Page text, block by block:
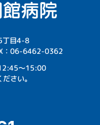
丁目4-8
：06-6462-0362
～15:00
さい。